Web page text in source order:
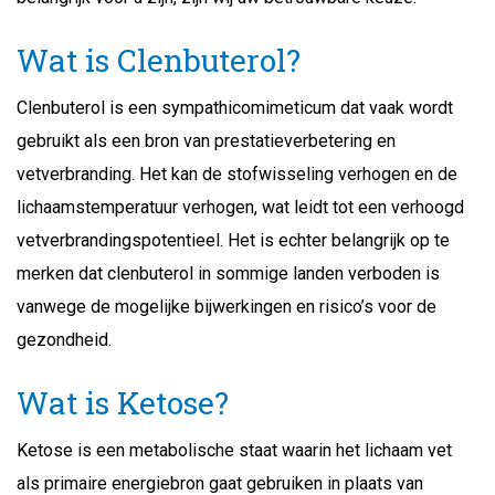
Wat is Clenbuterol?
Clenbuterol is een sympathicomimeticum dat vaak wordt
gebruikt als een bron van prestatieverbetering en
vetverbranding. Het kan de stofwisseling verhogen en de
lichaamstemperatuur verhogen, wat leidt tot een verhoogd
vetverbrandingspotentieel. Het is echter belangrijk op te
merken dat clenbuterol in sommige landen verboden is
vanwege de mogelijke bijwerkingen en risico’s voor de
gezondheid.
Wat is Ketose?
Ketose is een metabolische staat waarin het lichaam vet
als primaire energiebron gaat gebruiken in plaats van